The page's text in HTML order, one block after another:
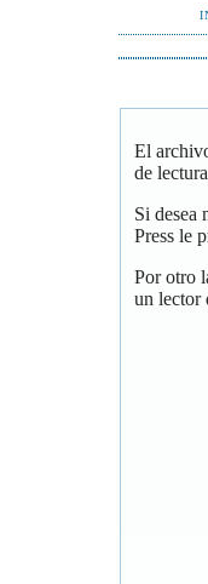
El
de
Si desea
Press le
Por otro
un lector